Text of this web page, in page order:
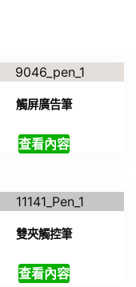
觸屏廣告筆
查看內容
雙夾觸控筆
查看內容